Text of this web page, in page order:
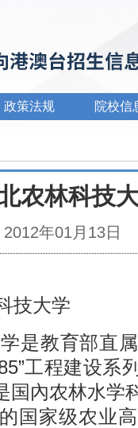
政策法规 院校信
农林科技
2012年01月13日
技大学
教育部直属
工程建设
国內农林水学
国家级农业